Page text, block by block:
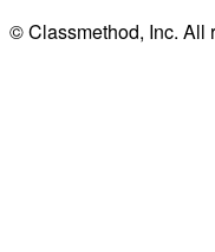
© Classmethod, Inc. All